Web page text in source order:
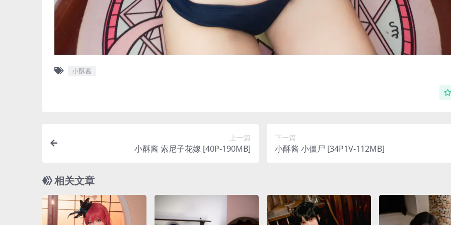
小酥酱
上一篇
小酥酱 索尼子花嫁 [40P-190MB]
下一篇
小酥酱 小僵尸 [34P1V-112MB]
相关文章